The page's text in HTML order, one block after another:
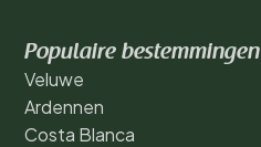
Populaire bestemmingen
Veluwe
Ardennen
Costa Blanca